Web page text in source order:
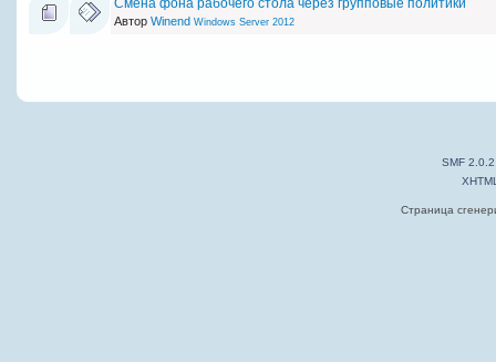
Смена фона рабочего стола через групповые политики
Автор Winend Windows Server 2012
SMF 2.0.2
Страница